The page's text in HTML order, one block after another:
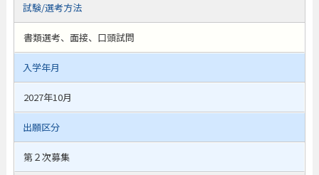
試験/選考方法
書類選考、面接、口頭試問
入学年月
2027年10月
出願区分
第２次募集